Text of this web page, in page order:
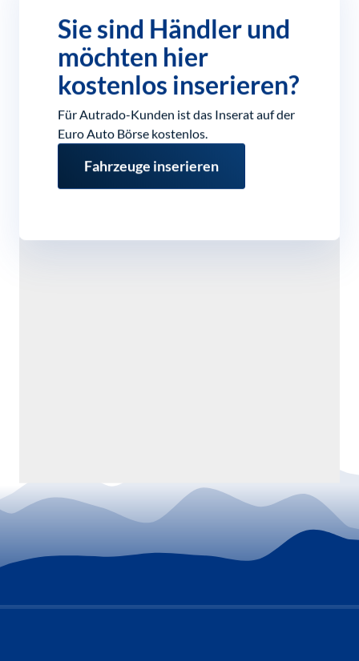
Sie sind Händler und
möchten hier
kostenlos inserieren?
Für Autrado-Kunden ist das Inserat auf der
Euro Auto Börse kostenlos.
Fahrzeuge inserieren